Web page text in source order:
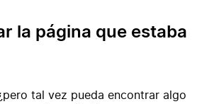
la página que estaba
tal vez pueda encontrar algo